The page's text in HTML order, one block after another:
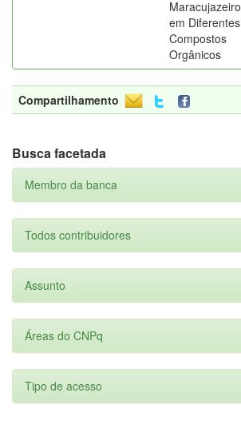
Maracujazeiro
em Diferentes
Compostos
Orgânicos
Compartilhamento
Busca facetada
Membro da banca
Todos contribuidores
Assunto
Áreas do CNPq
Tipo de acesso